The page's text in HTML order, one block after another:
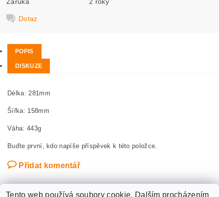
Dotaz
POPIS
DISKUZE
Délka: 281mm
Šířka: 158mm
Váha: 443g
Buďte první, kdo napíše příspěvek k této položce.
Přidat komentář
Tento web používá soubory cookie. Dalším procházením